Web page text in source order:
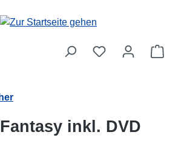
inkl. DVD